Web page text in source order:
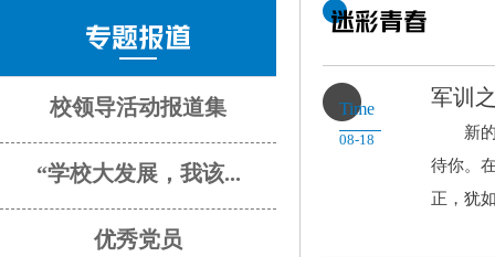
专题报道
校领导活动报道集
“学校大发展，我该...
优秀党员
迷彩青春
Time
08-18
军训
新的学
待你。
正，犹